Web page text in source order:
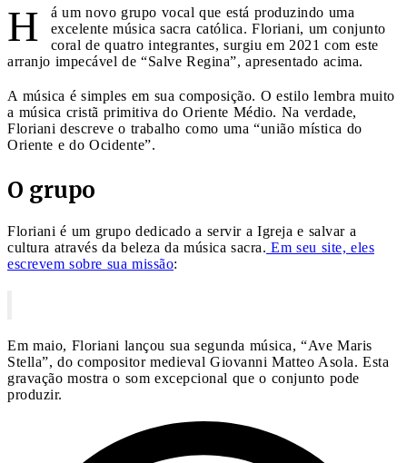
H
á um novo grupo vocal que está produzindo uma
excelente música sacra católica. Floriani, um conjunto
coral de quatro integrantes, surgiu em 2021 com este
arranjo impecável de “Salve Regina”, apresentado acima.
A música é simples em sua composição. O estilo lembra muito
a música cristã primitiva do Oriente Médio. Na verdade,
Floriani descreve o trabalho como uma “união mística do
Oriente e do Ocidente”.
O grupo
Floriani é um grupo dedicado a servir a Igreja e salvar a
cultura através da beleza da música sacra. Em seu site, eles
escrevem sobre sua missão:
Em maio, Floriani lançou sua segunda música, “Ave Maris
Stella”, do compositor medieval Giovanni Matteo Asola. Esta
gravação mostra o som excepcional que o conjunto pode
produzir.